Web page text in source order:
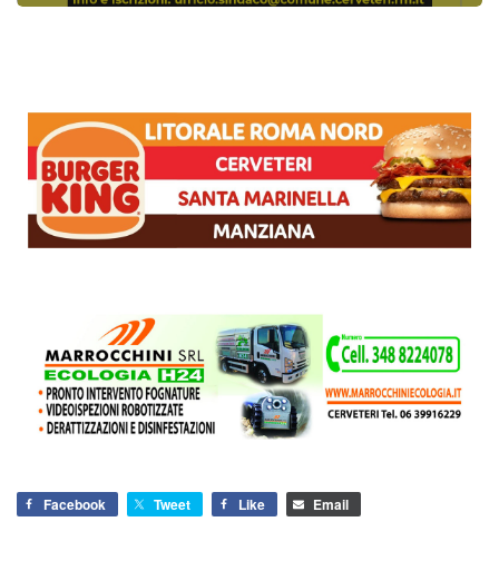
Facebook Tweet Like Email